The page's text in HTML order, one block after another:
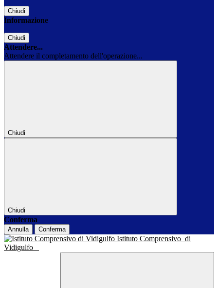
Chiudi
Informazione
Chiudi
Attendere...
Attendere il completamento dell'operazione...
Chiudi
Chiudi
Conferma
Annulla Conferma
Istituto Comprensivo di
Vidigulfo